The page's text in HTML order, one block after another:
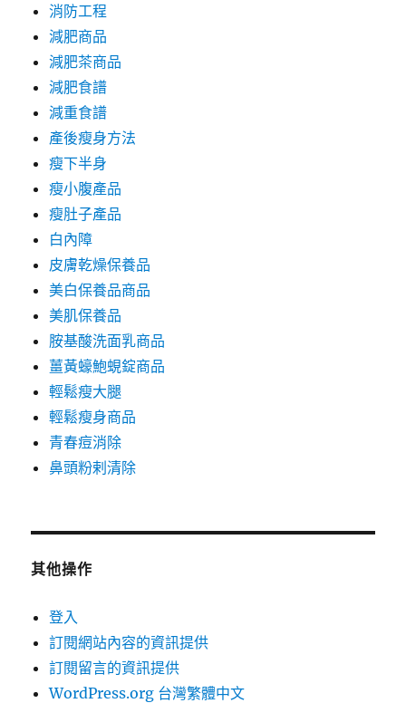
消防工程
減肥商品
減肥茶商品
減肥食譜
減重食譜
產後瘦身方法
瘦下半身
瘦小腹產品
瘦肚子產品
白內障
皮膚乾燥保養品
美白保養品商品
美肌保養品
胺基酸洗面乳商品
薑黃蠔鮑蜆錠商品
輕鬆瘦大腿
輕鬆瘦身商品
青春痘消除
鼻頭粉剌清除
其他操作
登入
訂閱網站內容的資訊提供
訂閱留言的資訊提供
WordPress.org 台灣繁體中文